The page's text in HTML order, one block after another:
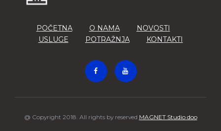
POČETNA O NAMA
NOVOSTI
USLUGE
POTRAŽNJA KONTAKTI
@ Copyright 2018. All rights by reserved MAGNET Studio doo